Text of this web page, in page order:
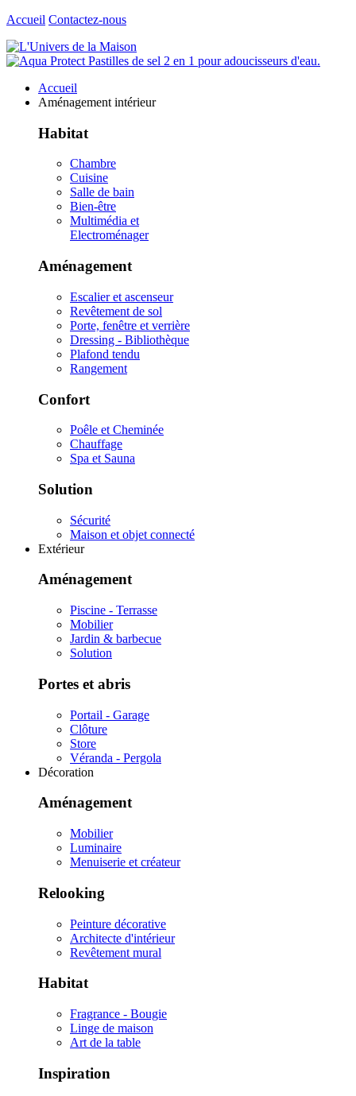
Accueil Contactez-nous
Accueil
Aménagement intérieur
Habitat
Chambre
Cuisine
Salle de bain
Bien-être
Multimédia et
Electroménager
Aménagement
Escalier et ascenseur
Revêtement de sol
Porte, fenêtre et verrière
Dressing - Bibliothèque
Plafond tendu
Rangement
Confort
Poêle et Cheminée
Chauffage
Spa et Sauna
Solution
Sécurité
Maison et objet connecté
Extérieur
Aménagement
Piscine - Terrasse
Mobilier
Jardin & barbecue
Solution
Portes et abris
Portail - Garage
Clôture
Store
Véranda - Pergola
Décoration
Aménagement
Mobilier
Luminaire
Menuiserie et créateur
Relooking
Peinture décorative
Architecte d'intérieur
Revêtement mural
Habitat
Fragrance - Bougie
Linge de maison
Art de la table
Inspiration